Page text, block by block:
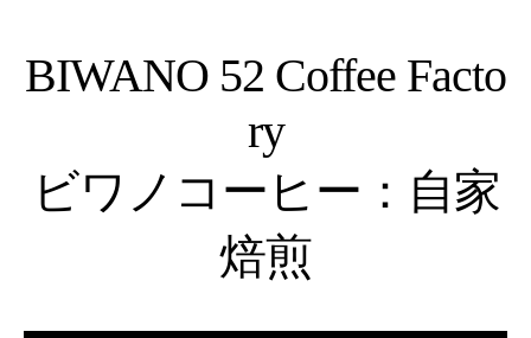
BIWANO 52 Coffee Facto
ry
ビワノコーヒー：自家
焙煎